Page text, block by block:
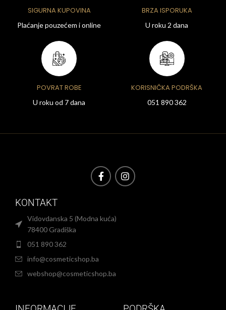
SIGURNA KUPOVINA
Plaćanje pouzećem i online
BRZA ISPORUKA
U roku 2 dana
POVRAT ROBE
U roku od 7 dana
KORISNIČKA PODRŠKA
051 890 362
KONTAKT
Vidovdanska 5 (Modna kuća)
78400 Gradiška
051 890 362
info@cosmeticshop.ba
webshop@cosmeticshop.ba